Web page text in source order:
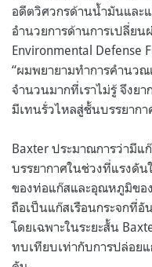
อดีตวิศวกรด้านน้ำมันและ
อำนวยการด้านการเปลี่ยน
Environmental Defense
“ผมพยายามทำการคำนว
จำนวนมากที่เราไม่รู้ จึงย
มีเทนรั่วไหลสู่ชั้นบรรยากา
Baxter ประมาณการว่ามีแ
บรรยากาศในช่วงที่แรงดั
ของท่อแก๊สและอุณหภูมิขอ
ถือเป็นแก๊สเรือนกระจกที่
โดยเฉพาะในระยะสั้น
ทบเทียบเท่ากับการปล่อย